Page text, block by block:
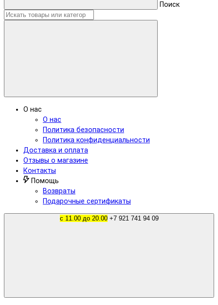
Поиск
О нас
О нас
Политика безопасности
Политика конфиденциальности
Доставка и оплата
Отзывы о магазине
Контакты
Помощь
Возвраты
Подарочные сертификаты
с 11.00 до 20.00 +7 921 741 94 09